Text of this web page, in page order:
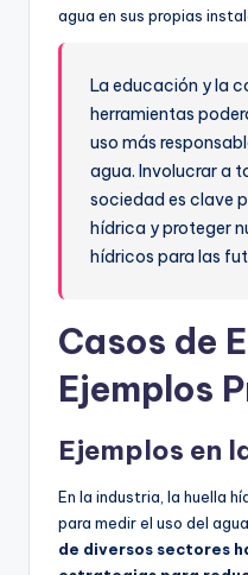
agua en sus propias
La educación y la
herramientas
uso más
agua. Involucrar a
sociedad es clave
hídrica y proteger
hídricos para las
Casos de
Ejemplos
Ejemplos en
En la industria, la huella
para medir el uso del
de diversos sectores